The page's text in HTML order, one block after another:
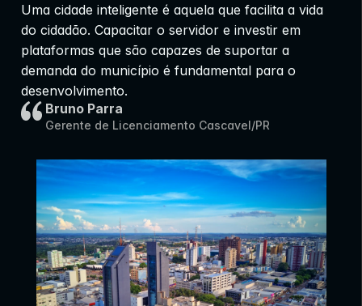
Uma cidade inteligente é aquela que facilita a vida
do cidadão. Capacitar o servidor e investir em
plataformas que são capazes de suportar a
demanda do município é fundamental para o
desenvolvimento.
Bruno Parra
Gerente de Licenciamento Cascavel/PR